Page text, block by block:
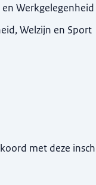
Werkgelegenheid
Welzijn en Sport
met deze